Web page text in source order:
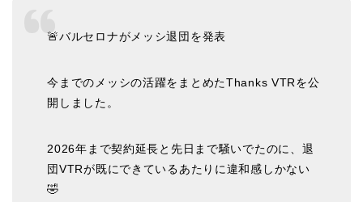
🚨バルセロナがメッシ退団を発表
今までのメッシの活躍をまとめたThanks VTRを公
開しました。
2026年まで契約延長と先日まで騒いでたのに、退
団VTRが既にできているあたりに違和感しかない
🤣